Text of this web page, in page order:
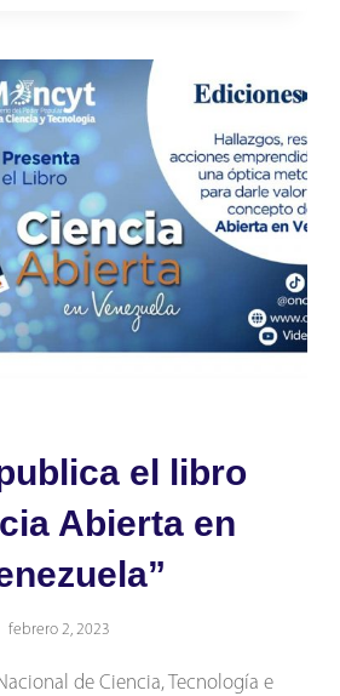
APORTAR
DATOS
I+D
el libro
Abierta en
febrero 2, 2023
de Ciencia, Tecnología e